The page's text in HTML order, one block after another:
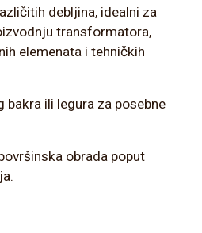
debljina, idealni za
transformatora,
elemenata i tehničkih
bakra ili legura za posebne
obrada poput